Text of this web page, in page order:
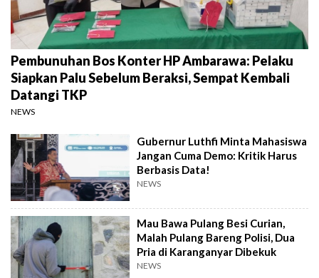
Pembunuhan Bos Konter HP Ambarawa: Pelaku
Siapkan Palu Sebelum Beraksi, Sempat Kembali
Datangi TKP
NEWS
Gubernur Luthfi Minta Mahasiswa
Jangan Cuma Demo: Kritik Harus
Berbasis Data!
NEWS
Mau Bawa Pulang Besi Curian,
Malah Pulang Bareng Polisi, Dua
Pria di Karanganyar Dibekuk
NEWS